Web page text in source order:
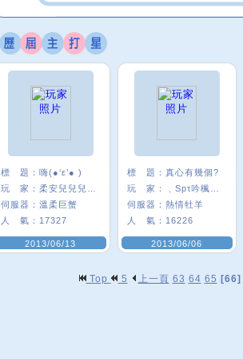
標 題： 嗨(●‘ε’● )
玩 家：
伺服器： 溫柔巨蟹
人 氣： 17327
2013/06/13
標 題： 真心有幾個?
玩 家：
伺服器： 熱情牡羊
人 氣： 16226
2013/06/06
Top 5 上一頁 63 64 65 [66]